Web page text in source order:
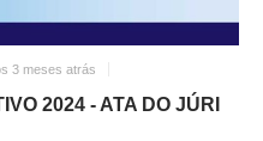
3 meses atrás
2024 - ATA DO JÚRI